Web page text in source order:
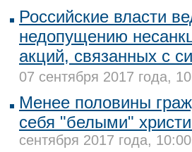
Российские власти
недопущению
акций, связанных с
07 сентября 2017 года,
Менее половины
себя "белыми"
сентября 2017 года, 10:00